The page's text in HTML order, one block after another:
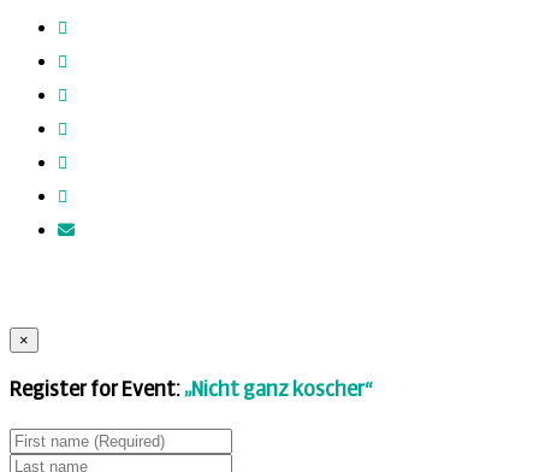
×
Register for Event:„Nicht ganz koscher“